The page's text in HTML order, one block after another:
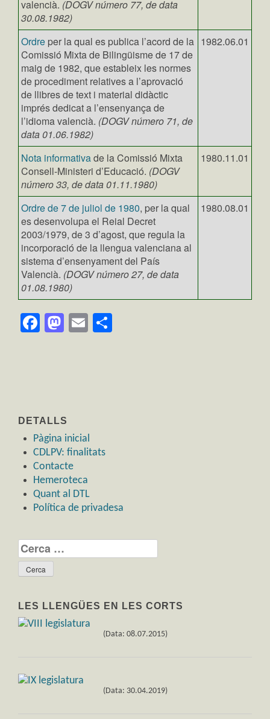
valencià. (DOGV número 77, de data
30.08.1982)
Ordre per la qual es publica l’acord de la
Comissió Mixta de Bilingüisme de 17 de
maig de 1982, que estableix les normes
de procediment relatives a l’aprovació
de llibres de text i material didàctic
imprés dedicat a l’ensenyança de
l’idioma valencià. (DOGV número 71, de
data 01.06.1982)
1982.06.01
Nota informativade la Comissió Mixta
Consell-Ministeri d’Educació. (DOGV
número 33, de data 01.11.1980)
1980.11.01
Ordre de 7 de juliol de 1980, per la qual
es desenvolupa el Reial Decret
2003/1979, de 3 d’agost, que regula la
incorporació de la llengua valenciana al
sistema d’ensenyament del País
Valencià. (DOGV número 27, de data
01.08.1980)
1980.08.01
Facebook
Mastodon
Email
DETALLS
Pàgina inicial
CDLPV: finalitats
Contacte
Hemeroteca
Quant al DTL
Política de privadesa
Cerca:
LES LLENGÜES EN LES CORTS
(Data: 08.07.2015)
(Data: 30.04.2019)